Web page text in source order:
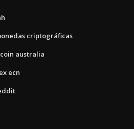
criptográficas
australia
ecn